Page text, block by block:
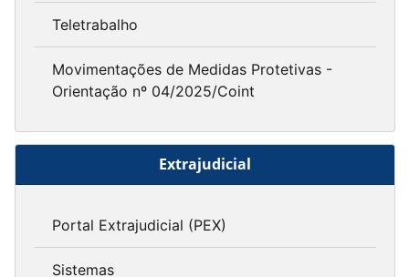
Teletrabalho
Movimentações de Medidas Protetivas -
Orientação nº 04/2025/Coint
Extrajudicial
Portal Extrajudicial (PEX)
Sistemas